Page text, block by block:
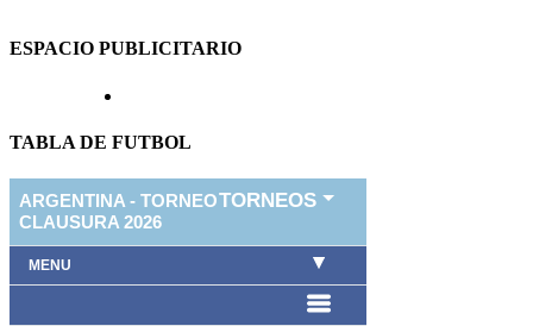
ESPACIO PUBLICITARIO
TABLA DE FUTBOL